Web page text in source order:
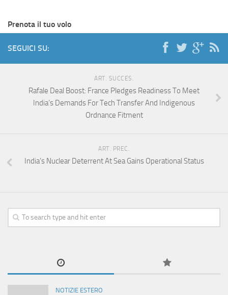
Prenota il tuo volo
SEGUICI SU:
ART. SUCCES.
Rafale Deal Boost: France Pledges Readiness To Meet
India’s Demands For Tech Transfer And Indigenous
Ordnance Fitment
ART. PREC.
India’s Nuclear Deterrent At Sea Gains Operational Status
NOTIZIE ESTERO